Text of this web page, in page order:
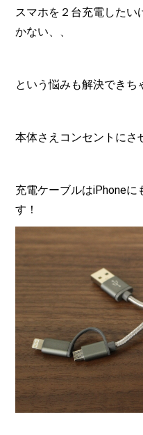
スマホを２台充電したい
かない、、
という悩みも解決できち
本体さえコンセントにさ
充電ケーブルはiPhoneに
す！